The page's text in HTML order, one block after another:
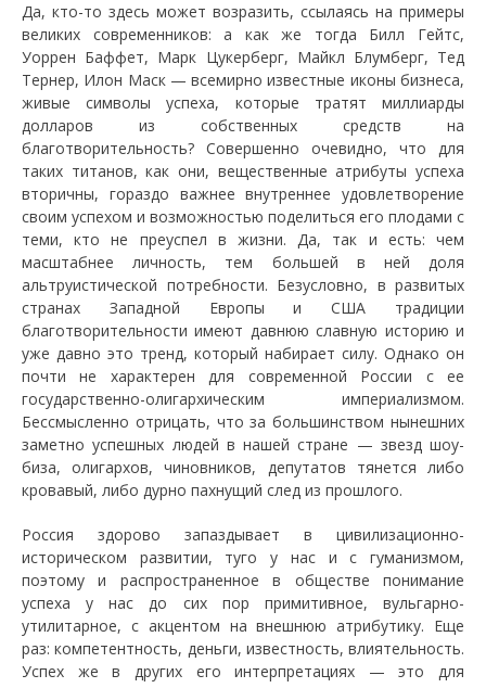
Да, кто-то здесь может возразить, ссылаясь на примеры
великих современников: а как же тогда Билл Гейтс,
Уоррен Баффет, Марк Цукерберг, Майкл Блумберг, Тед
Тернер, Илон Маск — всемирно известные иконы бизнеса,
живые символы успеха, которые тратят миллиарды
долларов из собственных средств на
благотворительность? Совершенно очевидно, что для
таких титанов, как они, вещественные атрибуты успеха
вторичны, гораздо важнее внутреннее удовлетворение
своим успехом и возможностью поделиться его плодами с
теми, кто не преуспел в жизни. Да, так и есть: чем
масштабнее личность, тем большей в ней доля
альтруистической потребности. Безусловно, в развитых
странах Западной Европы и США традиции
благотворительности имеют давнюю славную историю и
уже давно это тренд, который набирает силу. Однако он
почти не характерен для современной России с ее
государственно-олигархическим империализмом.
Бессмысленно отрицать, что за большинством нынешних
заметно успешных людей в нашей стране — звезд шоу-
биза, олигархов, чиновников, депутатов тянется либо
кровавый, либо дурно пахнущий след из прошлого.
Россия здорово запаздывает в цивилизационно-
историческом развитии, туго у нас и с гуманизмом,
поэтому и распространенное в обществе понимание
успеха у нас до сих пор примитивное, вульгарно-
утилитарное, с акцентом на внешнюю атрибутику. Еще
раз: компетентность, деньги, известность, влиятельность.
Успех же в других его интерпретациях — это для